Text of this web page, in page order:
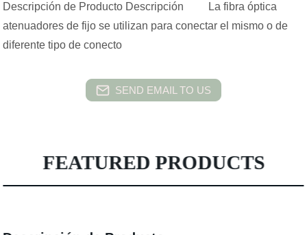
Descripción de Producto Descripción La fibra óptica
atenuadores de fijo se utilizan para conectar el mismo o de
diferente tipo de conecto
SEND EMAIL TO US
FEATURED PRODUCTS